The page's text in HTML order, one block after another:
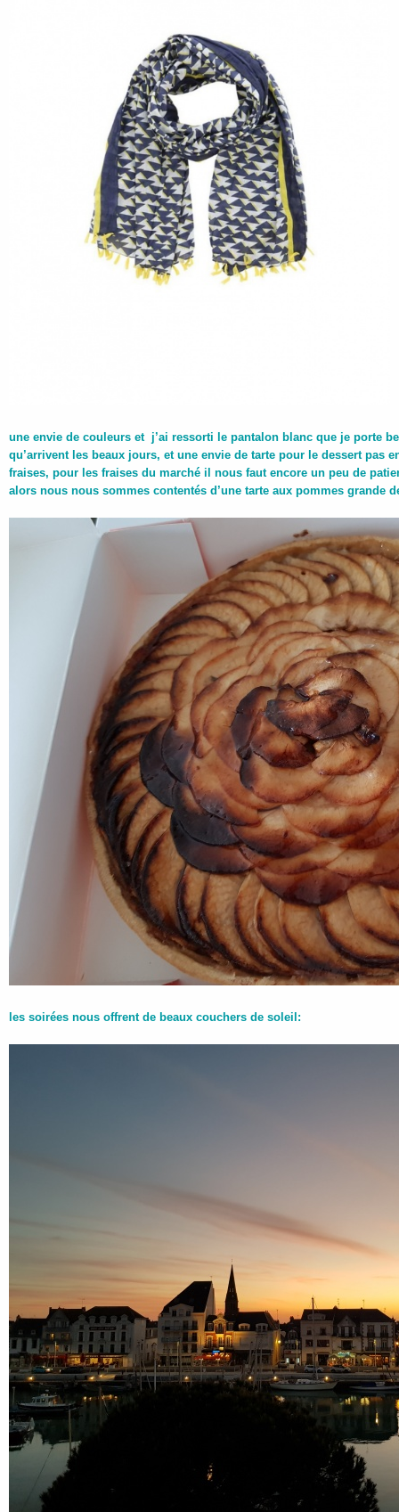
une envie de couleurs et j’ai ressorti le pantalon blanc que je porte
qu’arrivent les beaux jours, et une envie de tarte pour le dessert pas
fraises, pour les fraises du marché il nous faut encore un peu de
alors nous nous sommes contentés d’une tarte aux pommes grande
les soirées nous offrent de beaux couchers de soleil: